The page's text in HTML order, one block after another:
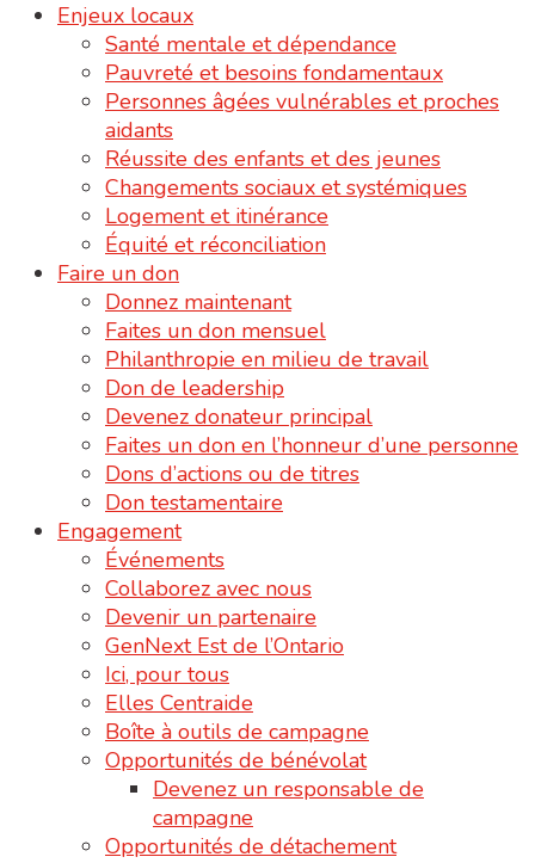
Enjeux locaux
Santé mentale et dépendance
Pauvreté et besoins fondamentaux
Personnes âgées vulnérables et proches
aidants
Réussite des enfants et des jeunes
Changements sociaux et systémiques
Logement et itinérance
Équité et réconciliation
Faire un don
Donnez maintenant
Faites un don mensuel
Philanthropie en milieu de travail
Don de leadership
Devenez donateur principal
Faites un don en l’honneur d’une personne
Dons d’actions ou de titres
Don testamentaire
Engagement
Événements
Collaborez avec nous
Devenir un partenaire
GenNext Est de l’Ontario
Ici, pour tous
Elles Centraide
Boîte à outils de campagne
Opportunités de bénévolat
Devenez un responsable de
campagne
Opportunités de détachement